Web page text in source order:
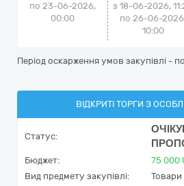
по 23-06-2026,
00:00
з 18-06-2026,
по 26-06-
10:00
Період оскарження умов закупівлі - по
ВІДКРИТІ ТОРГИ З
Статус:
Бюджет: 75 000
Вид предмету закупівлі:
Товари